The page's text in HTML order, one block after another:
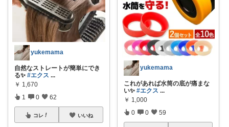
yukemama
自然なストレートが簡単にでき
る✨ #エクス ...
￥ 1,670
1 0 62
コレ いいね
yukemama
これがあれば水筒の底が痛まな
い✨ #エクス ...
￥ 1,000
0 0 59